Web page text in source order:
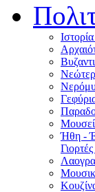
Ήθη -